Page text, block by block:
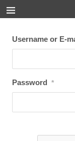
Username or E-
Password *